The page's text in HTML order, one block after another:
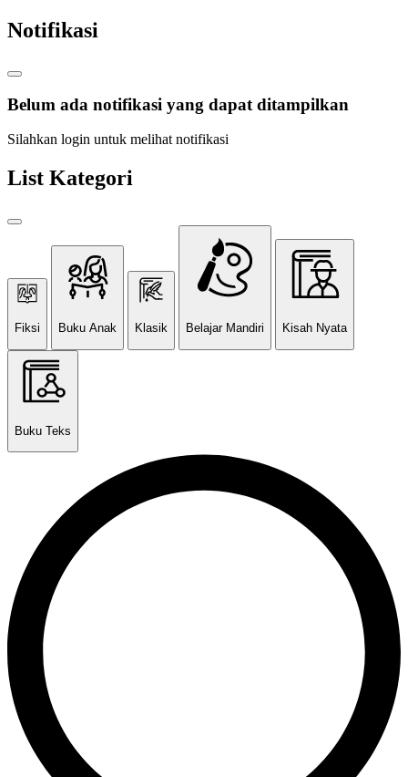
Notifikasi
Belum ada notifikasi yang dapat ditampilkan
Silahkan login untuk melihat notifikasi
List Kategori
Fiksi Buku Anak Klasik Belajar Mandiri Kisah Nyata
Buku Teks